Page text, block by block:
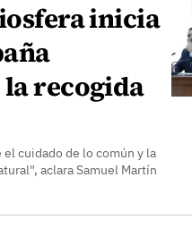
inicia
recogida
el cuidado de lo común y la
aclara Samuel Martín